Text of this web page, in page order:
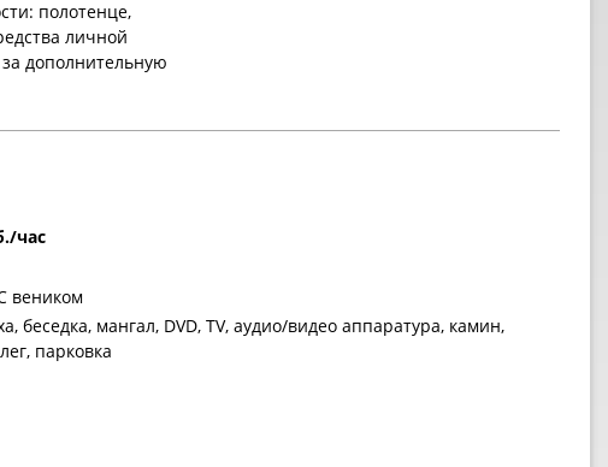
полотенце,
личной
дополнительную
час
веником
беседка, мангал, DVD, TV, аудио/видео аппаратура, камин,
парковка